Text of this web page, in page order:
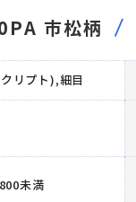
市松柄
リプト),細目
未満